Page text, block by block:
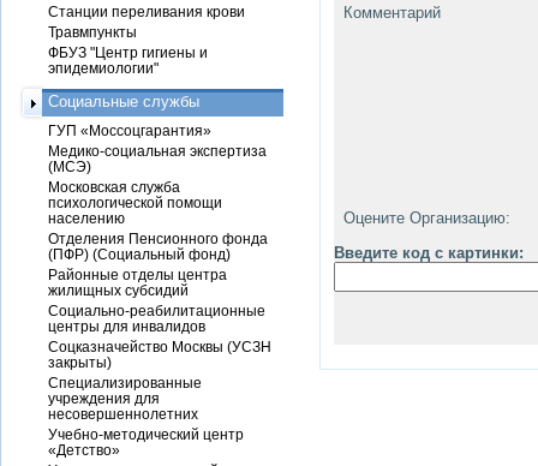
Комментарий
Оцените Организацию:
Введите код с картинки:
Станции переливания крови
Травмпункты
ФБУЗ "Центр гигиены и
эпидемиологии"
Социальные службы
ГУП «Моссоцгарантия»
Медико-социальная экспертиза
(МСЭ)
Московская служба
психологической помощи
населению
Отделения Пенсионного фонда
(ПФР) (Социальный фонд)
Районные отделы центра
жилищных субсидий
Социально-реабилитационные
центры для инвалидов
Соцказначейство Москвы (УСЗН
закрыты)
Специализированные
учреждения для
несовершеннолетних
Учебно-методический центр
«Детство»